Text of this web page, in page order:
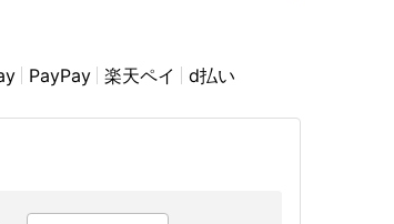
PayPay 楽天ペイ d払い